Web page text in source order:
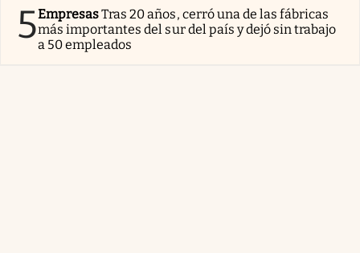
5EmpresasTras 20 años, cerró una de las fábricas
más importantes del sur del país y dejó sin trabajo
a 50 empleados